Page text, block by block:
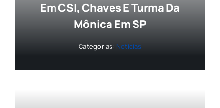
Em CSI, Chaves E Turma Da
Mônica Em SP
Categorias: Notícias